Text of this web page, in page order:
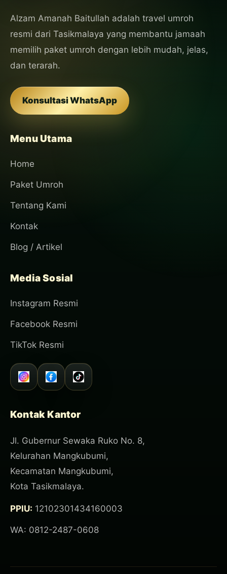
Alzam Amanah Baitullah adalah travel umroh
resmi dari Tasikmalaya yang membantu jamaah
memilih paket umroh dengan lebih mudah, jelas,
dan terarah.
Konsultasi WhatsApp
Menu Utama
Home
Paket Umroh
Tentang Kami
Kontak
Blog / Artikel
Media Sosial
Instagram Resmi
Facebook Resmi
TikTok Resmi
Kontak Kantor
Jl. Gubernur Sewaka Ruko No. 8,
Kelurahan Mangkubumi,
Kecamatan Mangkubumi,
Kota Tasikmalaya.
PPIU: 12102301434160003
WA: 0812-2487-0608